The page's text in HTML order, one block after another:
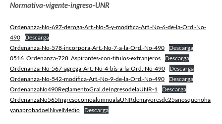
Normativa-vigente-ingreso-UNR
Ordenanza-No-697-deroga-Art.-No-5-y-modifica-Art.-No-6-de-la-Ord.-No-
490
Descarga
Ordenanza-No-578-incorpora-Art.-No-7-a-la-Ord.-No-490
Descarga
0516_Ordenanza-728_Aspirantes-con-titulos-extranjeros
Descarga
Ordenanza-No-567-agrega-Art.-No-4-bis-a-la-Ord.-No-490
Descarga
Ordenanza-No-542-modifica-Art.-No-9-de-la-Ord.-No-490
Descarga
OrdenanzaNo490ReglamentoGral.deIngresodelaUNR-1
Descarga
OrdenanzaNo565IngresocomoalumnoalaUNRdemayoresde25anosquenoha
yanaprobadoelNivelMedio
Descarga